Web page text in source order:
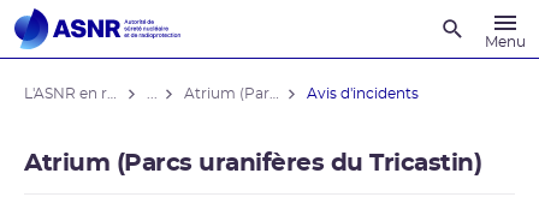
Menu
Avis d'incidents
Atrium (Parcs uranifères du Tricastin)